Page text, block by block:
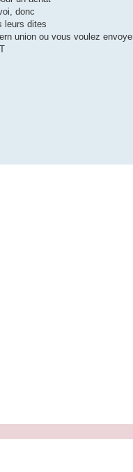
donc
leurs dites
union ou vous voulez